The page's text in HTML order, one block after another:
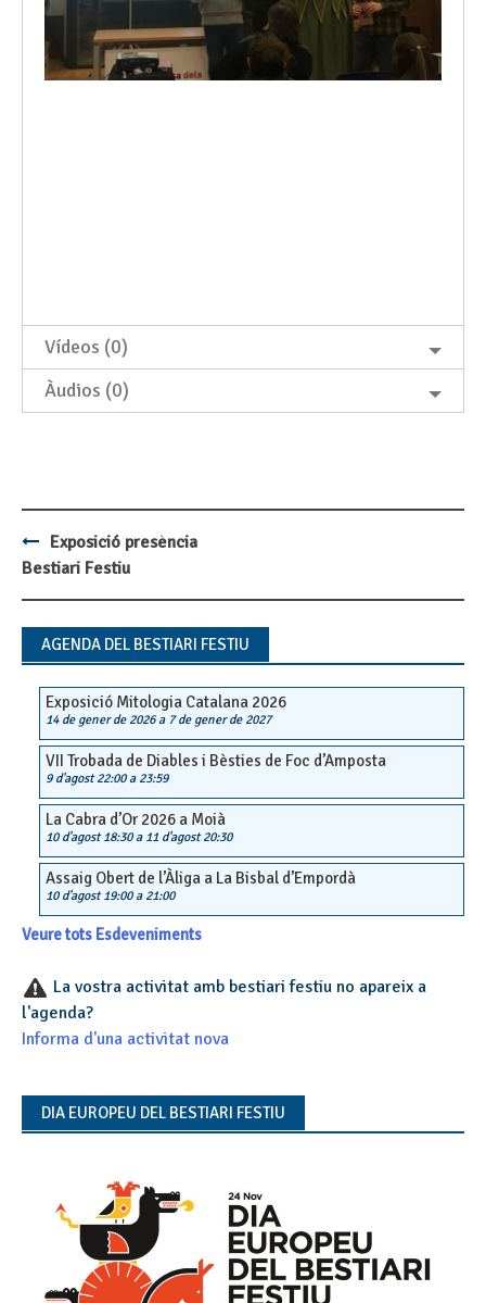
Vídeos (0)
Àudios (0)
Post
navigation
Exposició presència
Bestiari Festiu
AGENDA DEL BESTIARI FESTIU
Exposició Mitologia Catalana 2026
14 de gener de 2026a 7 de gener de 2027
VII Trobada de Diables i Bèsties de Foc d’Amposta
9 d'agost 22:00a 23:59
La Cabra d’Or 2026 a Moià
10 d'agost 18:30a 11 d'agost 20:30
Assaig Obert de l’Àliga a La Bisbal d’Empordà
10 d'agost 19:00a 21:00
Veure tots Esdeveniments
La vostra activitat amb bestiari festiu no apareix a
l'agenda?
Informa d'una activitat nova
DIA EUROPEU DEL BESTIARI FESTIU